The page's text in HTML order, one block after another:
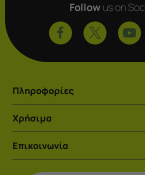
Followus on
Πληροφορίες
Χρήσιμα
Επικοινωνία